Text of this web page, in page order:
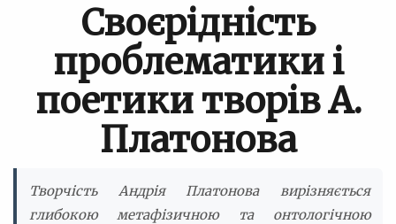
Своєрідність
проблематики і
поетики творів А.
Платонова
Творчість Андрія Платонова вирізняється
глибокою метафізичною та онтологічною